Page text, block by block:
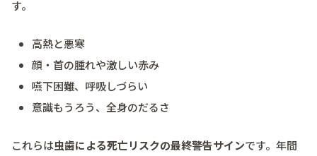
す。
高熱と悪寒
顔・首の腫れや激しい赤み
嚥下困難、呼吸しづらい
意識もうろう、全身のだるさ
これらは虫歯による死亡リスクの最終警告サインです。年間